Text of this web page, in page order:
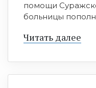
помощи
больницы
Читать далее